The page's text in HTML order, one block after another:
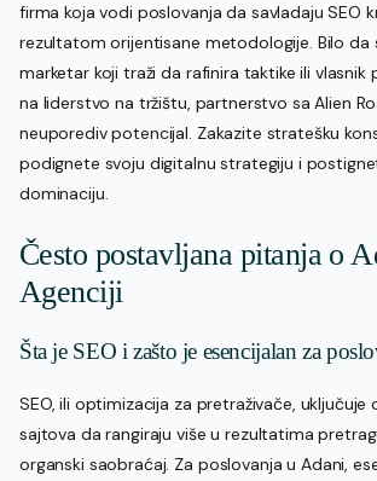
firma koja vodi poslovanja da savladaju SEO
rezultatom orijentisane metodologije. Bilo da
marketar koji traži da rafinira taktike ili vlasnik
na liderstvo na tržištu, partnerstvo sa Alien
neuporediv potencijal. Zakazite stratešku
podignete svoju digitalnu strategiju i
dominaciju.
Često postavljana pitanja o
Agenciji
Šta je SEO i zašto je esencijalan za
SEO, ili optimizacija za pretraživače,
sajtova da rangiraju više u rezultatima
organski saobraćaj. Za poslovanja u Adani,